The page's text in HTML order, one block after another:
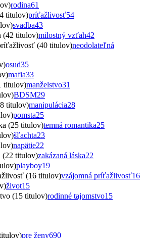
rodina61
titulov)príťažlivosť54
svadba43
(42 titulov)milostný vzťah42
(40 titulov)neodolateľná
osud35
mafia33
titulov)manželstvo31
BDSM29
titulov)manipulácia28
pomsta25
(25 titulov)temná romantika25
šľachta23
napätie22
(22 titulov)zakázaná láska22
playboy19
(16 titulov)vzájomná príťažlivosť16
život15
(15 titulov)rodinné tajomstvo15
pre ženy690